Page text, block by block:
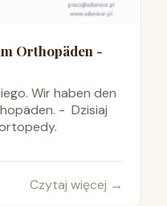
Orthopäden -
Wir haben den
- Dzisiaj
Czytaj więcej →